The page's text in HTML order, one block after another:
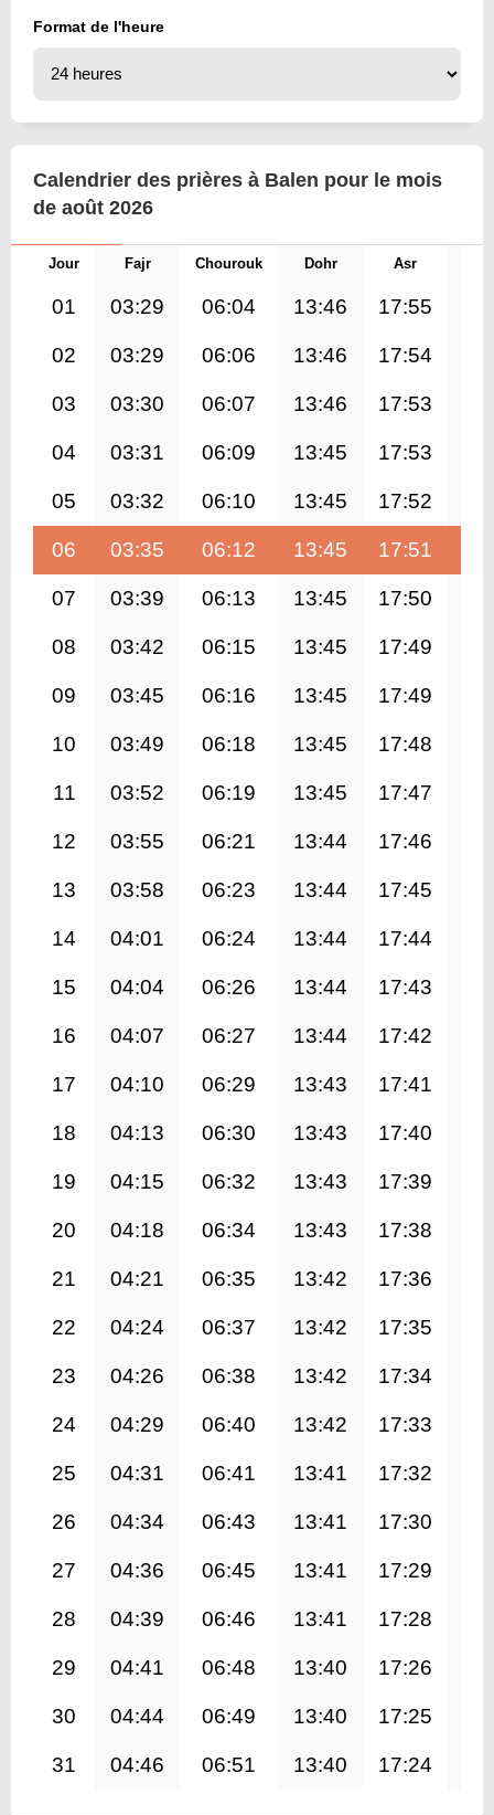
Format de l'heure
Calendrier des prières à Balen pour le mois
de août 2026
Jour Fajr Chourouk Dohr Asr
01 03:29 06:04 13:46 17:55
02 03:29 06:06 13:46 17:54
03 03:30 06:07 13:46 17:53
04 03:31 06:09 13:45 17:53
05 03:32 06:10 13:45 17:52
06 03:35 06:12 13:45 17:51
07 03:39 06:13 13:45 17:50
08 03:42 06:15 13:45 17:49
09 03:45 06:16 13:45 17:49
10 03:49 06:18 13:45 17:48
11 03:52 06:19 13:45 17:47
12 03:55 06:21 13:44 17:46
13 03:58 06:23 13:44 17:45
14 04:01 06:24 13:44 17:44
15 04:04 06:26 13:44 17:43
16 04:07 06:27 13:44 17:42
17 04:10 06:29 13:43 17:41
18 04:13 06:30 13:43 17:40
19 04:15 06:32 13:43 17:39
20 04:18 06:34 13:43 17:38
21 04:21 06:35 13:42 17:36
22 04:24 06:37 13:42 17:35
23 04:26 06:38 13:42 17:34
24 04:29 06:40 13:42 17:33
25 04:31 06:41 13:41 17:32
26 04:34 06:43 13:41 17:30
27 04:36 06:45 13:41 17:29
28 04:39 06:46 13:41 17:28
29 04:41 06:48 13:40 17:26
30 04:44 06:49 13:40 17:25
31 04:46 06:51 13:40 17:24